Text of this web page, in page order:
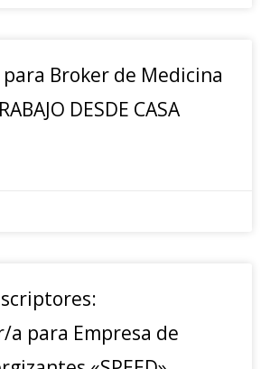
Broker de Medicina
DESDE CASA
a para Empresa de